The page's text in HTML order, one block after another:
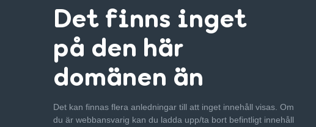
Det finns inget
på den här
domänen än
Det kan finnas flera anledningar till att inget innehåll visas. Om
du är webbansvarig kan du ladda upp/ta bort befintligt innehåll